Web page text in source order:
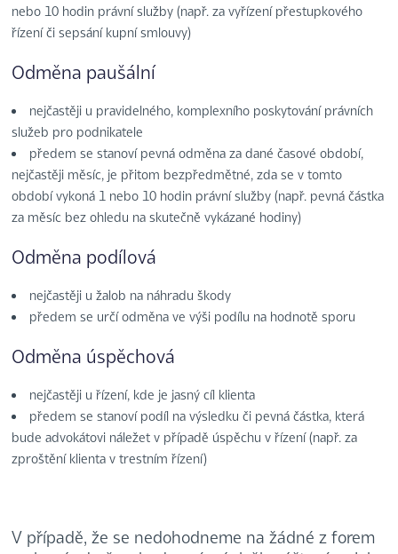
nebo 10 hodin právní služby (např. za vyřízení přestupkového
řízení či sepsání kupní smlouvy)
Odměna paušální
nejčastěji u pravidelného, komplexního poskytování právních
služeb pro podnikatele
předem se stanoví pevná odměna za dané časové období,
nejčastěji měsíc, je přitom bezpředmětné, zda se v tomto
období vykoná 1 nebo 10 hodin právní služby (např. pevná částka
za měsíc bez ohledu na skutečně vykázané hodiny)
Odměna podílová
nejčastěji u žalob na náhradu škody
předem se určí odměna ve výši podílu na hodnotě sporu
Odměna úspěchová
nejčastěji u řízení, kde je jasný cíl klienta
předem se stanoví podíl na výsledku či pevná částka, která
bude advokátovi náležet v případě úspěchu v řízení (např. za
zproštění klienta v trestním řízení)
V případě, že se nedohodneme na žádné z forem